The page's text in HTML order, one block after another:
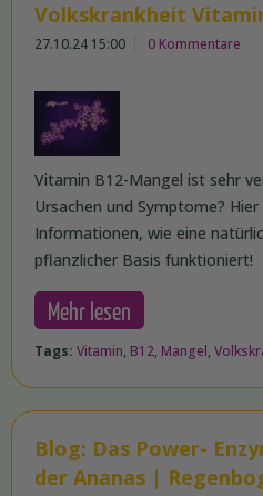
Volkskrankheit
27.10.24 15:00 0 Kommentare
Vitamin B12-Mangel ist sehr
Ursachen und Symptome?
Informationen, wie eine
pflanzlicher Basis funktioniert!
Mehr lesen
Tags: Vitamin, B12, Mangel,
Blog: Das Power-
der Ananas |